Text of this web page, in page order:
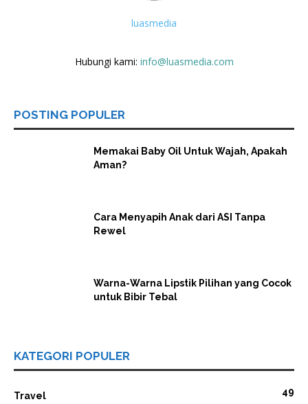
luasmedia
Hubungi kami: info@luasmedia.com
POSTING POPULER
Memakai Baby Oil Untuk Wajah, Apakah
Aman?
Cara Menyapih Anak dari ASI Tanpa
Rewel
Warna-Warna Lipstik Pilihan yang Cocok
untuk Bibir Tebal
KATEGORI POPULER
Travel 49